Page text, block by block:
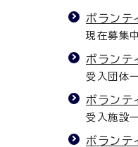
ボランテ
現在募集
ボランテ
受入団体
ボランテ
受入施設
ボランテ